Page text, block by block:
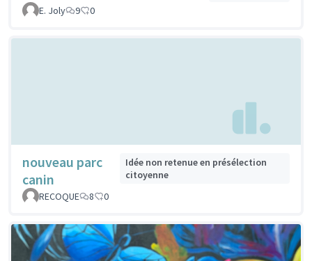
E. Joly
9 0
nouveau parc
canin
Idée non retenue en présélection
citoyenne
RECOQUE
8 0